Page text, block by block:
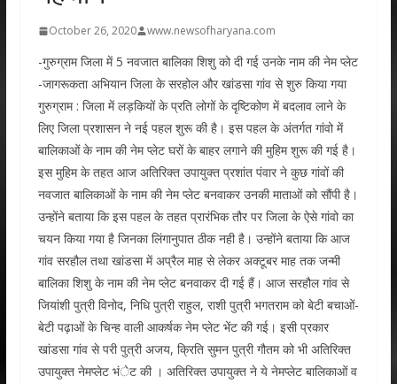
October 26, 2020 www.newsofharyana.com
-गुरुग्राम जिला में 5 नवजात बालिका शिशु को दी गई उनके नाम की नेम प्लेट
-जागरूकता अभियान जिला के सरहोल और खांडसा गांव से शुरु किया गया
गुरुग्राम : जिला में लड़कियों के प्रति लोगों के दृष्टिकोण में बदलाव लाने के
लिए जिला प्रशासन ने नई पहल शुरू की है। इस पहल के अंतर्गत गांवो में
बालिकाओं के नाम की नेम प्लेट घरों के बाहर लगाने की मुहिम शुरू की गई है।
इस मुहिम के तहत आज अतिरिक्त उपायुक्त प्रशांत पंवार ने कुछ गांवों की
नवजात बालिकाओं के नाम की नेम प्लेट बनवाकर उनकी माताओं को सौंपी है।
उन्होंने बताया कि इस पहल के तहत प्रारंभिक तौर पर जिला के ऐसे गांवो का
चयन किया गया है जिनका लिंगानुपात ठीक नही है। उन्होंने बताया कि आज
गांव सरहौल तथा खांडसा में अप्रैल माह से लेकर अक्टूबर माह तक जन्मी
बालिका शिशु के नाम की नेम प्लेट बनवाकर दी गई हैं। आज सरहौल गांव से
जियांशी पुत्री विनोद, निधि पुत्री राहुल, राशी पुत्री भगतराम को बेटी बचाओं-
बेटी पढ़ाओं के चिन्ह वाली आकर्षक नेम प्लेट भेंट की गई। इसी प्रकार
खांडसा गांव से परी पुत्री अजय, क्रिति सुमन पुत्री गौतम को भी अतिरिक्त
उपायुक्त नेमप्लेट भंेट की । अतिरिक्त उपायुक्त ने ये नेमप्लेट बालिकाओं व